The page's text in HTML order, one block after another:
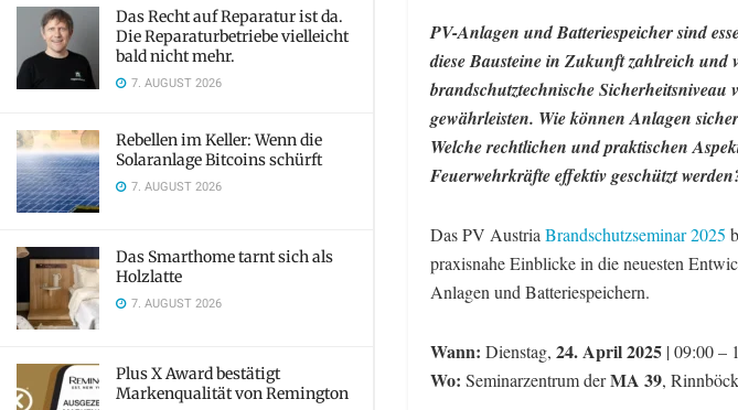
Das Recht auf Reparatur ist da.
Die Reparaturbetriebe vielleicht
bald nicht mehr.
7. AUGUST 2026
Rebellen im Keller: Wenn die
Solaranlage Bitcoins schürft
7. AUGUST 2026
Das Smarthome tarnt sich als
Holzlatte
7. AUGUST 2026
Plus X Award bestätigt
Markenqualität von Remington
PV-Anlagen und Batteriespeicher sind
diese Bausteine in Zukunft zahlreich und
brandschutztechnische
gewährleisten. Wie können Anlagen
Welche rechtlichen und praktischen
Feuerwehrkräfte effektiv geschützt
Das PV AustriaBrandschutzseminar 2025
praxisnahe Einblicke in die neuesten
Anlagen und Batteriespeichern.
Wann: Dienstag, 24. April 2025 | 09:00 –
Wo: Seminarzentrum derMA 39,